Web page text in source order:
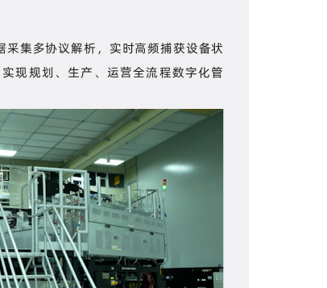
集多协议解析，实时高频捕获设备状
现规划、生产、运营全流程数字化管